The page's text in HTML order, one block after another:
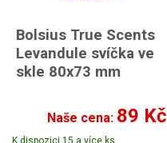
Bolsius True Scents
Levandule svíčka ve
skle 80x73 mm
Naše cena: 89 Kč